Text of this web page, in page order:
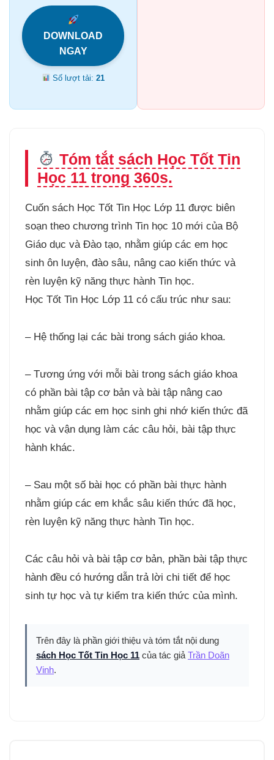
DOWNLOAD
NGAY
Số lượt tải:21
Tóm tắt sách Học Tốt Tin
Học 11 trong 360s.
Cuốn sách Học Tốt Tin Học Lớp 11 được biên
soạn theo chương trình Tin học 10 mới của Bộ
Giáo dục và Đào tạo, nhằm giúp các em học
sinh ôn luyện, đào sâu, nâng cao kiến thức và
rèn luyện kỹ năng thực hành Tin học.
Học Tốt Tin Học Lớp 11 có cấu trúc như sau:
– Hệ thống lại các bài trong sách giáo khoa.
– Tương ứng với mỗi bài trong sách giáo khoa
có phần bài tập cơ bản và bài tập nâng cao
nhằm giúp các em học sinh ghi nhớ kiến thức đã
học và vận dụng làm các câu hỏi, bài tập thực
hành khác.
– Sau một số bài học có phần bài thực hành
nhằm giúp các em khắc sâu kiến thức đã học,
rèn luyện kỹ năng thực hành Tin học.
Các câu hỏi và bài tập cơ bản, phần bài tập thực
hành đều có hướng dẫn trả lời chi tiết để học
sinh tự học và tự kiểm tra kiến thức của mình.
Trên đây là phần giới thiệu và tóm tắt nội dung
sách Học Tốt Tin Học 11 của tác giả Trần Doãn
Vinh.